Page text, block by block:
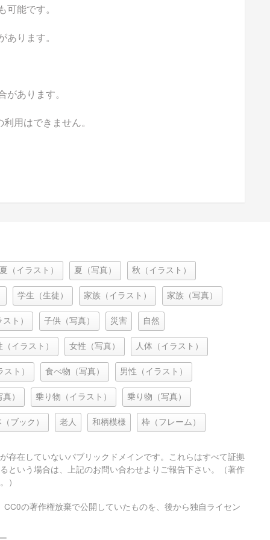
能です。
ります。
あります。
用はできません。
夏（イラスト） 夏（写真） 秋（イラスト）
学生（生徒） 家族（イラスト） 家族（写真）
ト） 子供（写真） 災害 自然
（イラスト） 女性（写真） 人体（イラスト）
ト） 食べ物（写真） 男性（イラスト）
） 乗り物（イラスト） 乗り物（写真）
ブック） 老人 和柄模様 枠（フレーム）
存在していないパブリックドメインです。これらはすべて証拠
という場合は、上記のお問い合わせよりご報告下さい。（著作
）
CC0の著作権放棄で公開していたものを、後から独自ライセン